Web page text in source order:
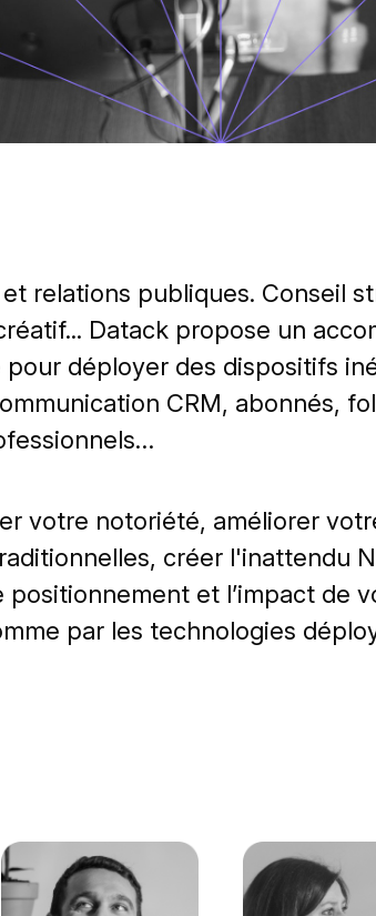
relations publiques. Conseil
Datack propose un
pour déployer des dispositifs
CRM, abonnés,
votre notoriété, améliorer
créer l'inattendu
et l’impact de
par les technologies